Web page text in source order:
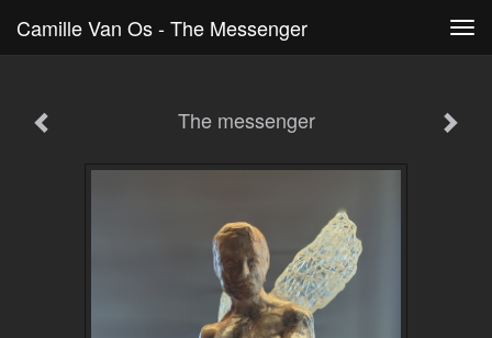
Camille Van Os - The Messenger
The messenger